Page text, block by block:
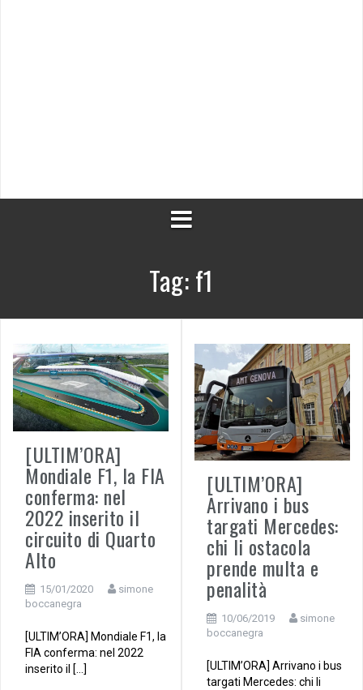
Tag:f1
[ULTIM’ORA]
Mondiale F1, la FIA
conferma: nel
2022 inserito il
circuito di Quarto
Alto
15/01/2020
simone
boccanegra
[ULTIM’ORA] Mondiale F1, la
FIA conferma: nel 2022
inserito il […]
[ULTIM’ORA]
Arrivano i bus
targati Mercedes:
chi li ostacola
prende multa e
penalità
10/06/2019
simone
boccanegra
[ULTIM’ORA] Arrivano i bus
targati Mercedes: chi li